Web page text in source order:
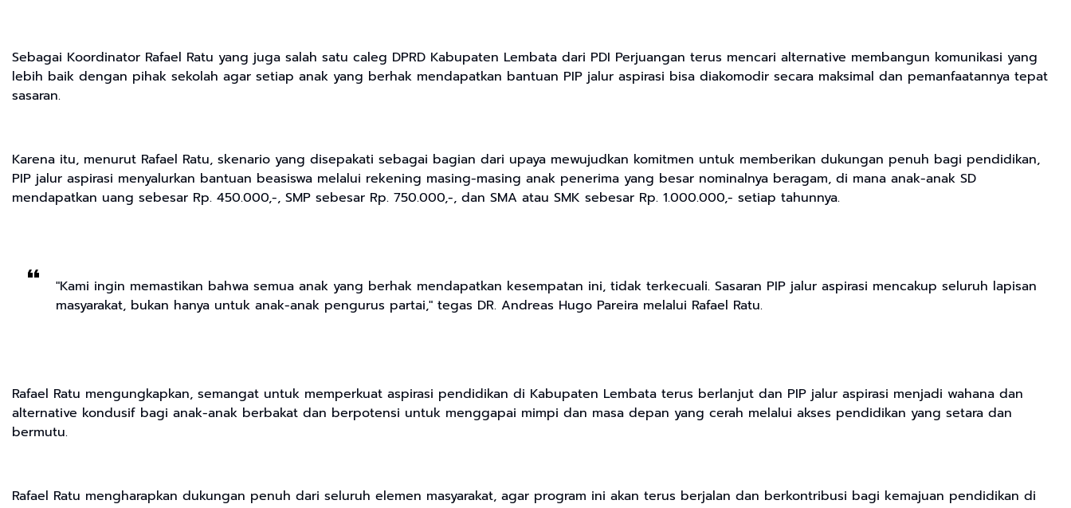
Sebagai Koordinator Rafael Ratu yang juga salah satu caleg DPRD Kabupaten Lembata dari PDI Perjuangan terus mencari alternative membangun komunikasi yang
lebih baik dengan pihak sekolah agar setiap anak yang berhak mendapatkan bantuan PIP jalur aspirasi bisa diakomodir secara maksimal dan pemanfaatannya tepat
sasaran.
Karena itu, menurut Rafael Ratu, skenario yang disepakati sebagai bagian dari upaya mewujudkan komitmen untuk memberikan dukungan penuh bagi pendidikan,
PIP jalur aspirasi menyalurkan bantuan beasiswa melalui rekening masing-masing anak penerima yang besar nominalnya beragam, di mana anak-anak SD
mendapatkan uang sebesar Rp. 450.000,-, SMP sebesar Rp. 750.000,-, dan SMA atau SMK sebesar Rp. 1.000.000,- setiap tahunnya.
"Kami ingin memastikan bahwa semua anak yang berhak mendapatkan kesempatan ini, tidak terkecuali. Sasaran PIP jalur aspirasi mencakup seluruh lapisan
masyarakat, bukan hanya untuk anak-anak pengurus partai," tegas DR. Andreas Hugo Pareira melalui Rafael Ratu.
Rafael Ratu mengungkapkan, semangat untuk memperkuat aspirasi pendidikan di Kabupaten Lembata terus berlanjut dan PIP jalur aspirasi menjadi wahana dan
alternative kondusif bagi anak-anak berbakat dan berpotensi untuk menggapai mimpi dan masa depan yang cerah melalui akses pendidikan yang setara dan
bermutu.
Rafael Ratu mengharapkan dukungan penuh dari seluruh elemen masyarakat, agar program ini akan terus berjalan dan berkontribusi bagi kemajuan pendidikan di